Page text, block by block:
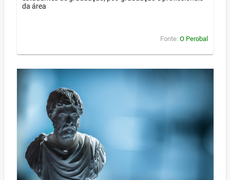
da área
Fonte: O Perobal